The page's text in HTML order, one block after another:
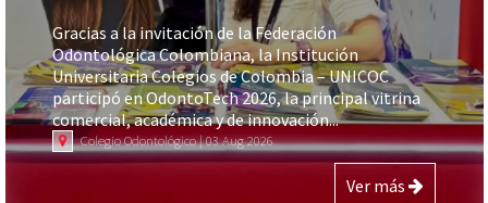
Gracias a la invitación de la Federación
Odontológica Colombiana, la Institución
Universitaria Colegios de Colombia – UNICOC
participó en OdontoTech 2026, la principal vitrina
comercial, académica y de innovación...
Colegio Odontológico | 03 Aug 2026
Ver más